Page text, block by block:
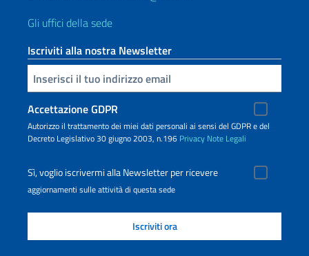
Gli uffici della sede
Iscriviti alla nostra Newsletter
Inserisci la tua email
Accettazione GDPR
Autorizzo il trattamento dei miei dati personali ai sensi del GDPR e del
Decreto Legislativo 30 giugno 2003, n.196 Privacy Note Legali
Sì, voglio iscrivermi alla Newsletter per ricevere
aggiornamenti sulle attività di questa sede